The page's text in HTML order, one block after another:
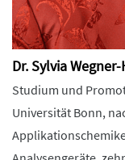
Dr. Sylvia
Studium und
Universität Bonn,